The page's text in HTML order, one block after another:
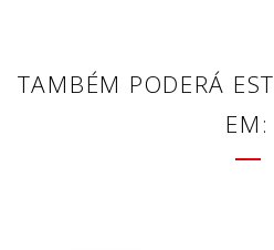
TAMBÉM PODERÁ
EM: